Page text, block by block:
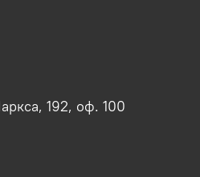
192, оф. 100